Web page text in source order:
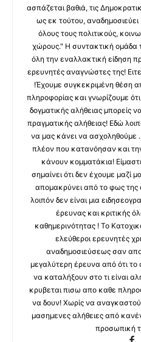
ασπάζεται βαθιά, τις
ως εκ τούτου,
όλους τους πολιτικούς,
χώρους." Η συντακτική
όλη την εναλλακτική είδηση
ερευνητές αναγνώστες της!
!Έχουμε συγκεκριμένη θέση
πληροφορίας και γνωρίζουμε
δογματικής αλήθειας μπορείς
πραγματικής αλήθειας! Εδώ
να μας κάνει να ασχοληθούμε
πλέον που κατανόησαν και
κάνουν κομματάκια!
σημαίνει ότι δεν έχουμε μαζί
απομακρύνει από το φως της
λοιπόν δεν είναι μια
έρευνας και κριτικής
καθημερινότητας ! Το
ελεύθεροι ερευνητές
αναδημοσιεύσεως σαν
μεγαλύτερη έρευνα από ότι
να καταλήξουν στο τι είναι
κρυβεται πισω απο καθε
να δουν! Χωρίς να
μασημενες αλήθειες από
προσωπική